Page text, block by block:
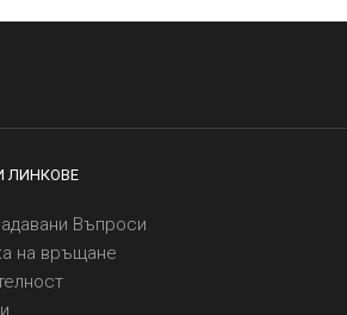
ЛИНКОВЕ
Въпроси
на връщане